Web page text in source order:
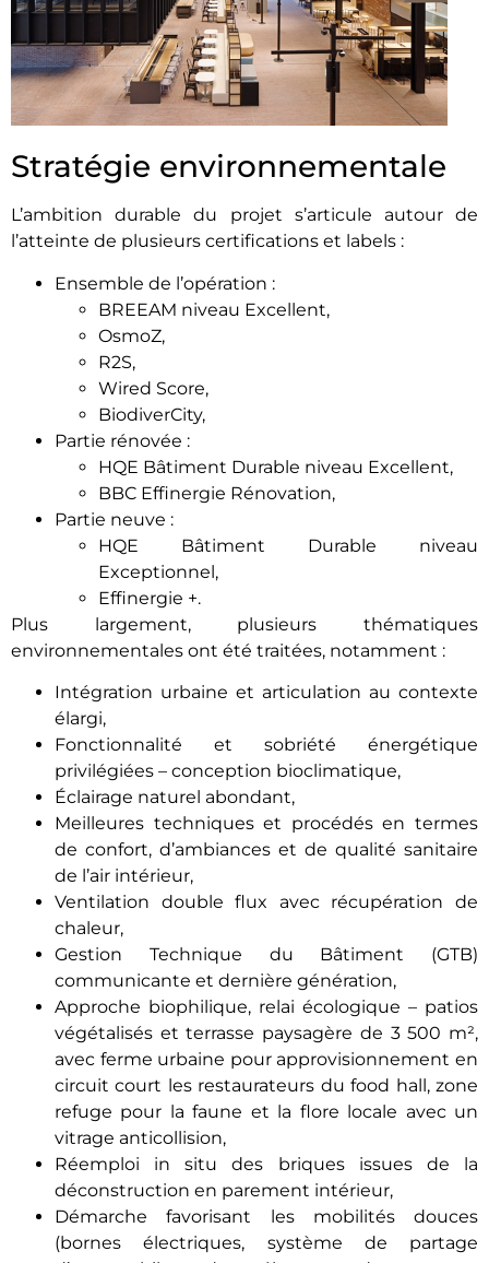
Stratégie environnementale
L’ambition durable du projet s’articule autour de
l’atteinte de plusieurs certifications et labels :
Ensemble de l’opération :
BREEAM niveau Excellent,
OsmoZ,
R2S,
Wired Score,
BiodiverCity,
Partie rénovée :
HQE Bâtiment Durable niveau Excellent,
BBC Effinergie Rénovation,
Partie neuve :
HQE Bâtiment Durable niveau
Exceptionnel,
Effinergie +.
Plus largement, plusieurs thématiques
environnementales ont été traitées, notamment :
Intégration urbaine et articulation au contexte
élargi,
Fonctionnalité et sobriété énergétique
privilégiées – conception bioclimatique,
Éclairage naturel abondant,
Meilleures techniques et procédés en termes
de confort, d’ambiances et de qualité sanitaire
de l’air intérieur,
Ventilation double flux avec récupération de
chaleur,
Gestion Technique du Bâtiment (GTB)
communicante et dernière génération,
Approche biophilique, relai écologique – patios
végétalisés et terrasse paysagère de 3 500 m²,
avec ferme urbaine pour approvisionnement en
circuit court les restaurateurs du food hall, zone
refuge pour la faune et la flore locale avec un
vitrage anticollision,
Réemploi in situ des briques issues de la
déconstruction en parement intérieur,
Démarche favorisant les mobilités douces
(bornes électriques, système de partage